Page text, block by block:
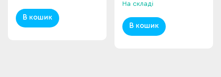
В кошик
На складі
В кошик